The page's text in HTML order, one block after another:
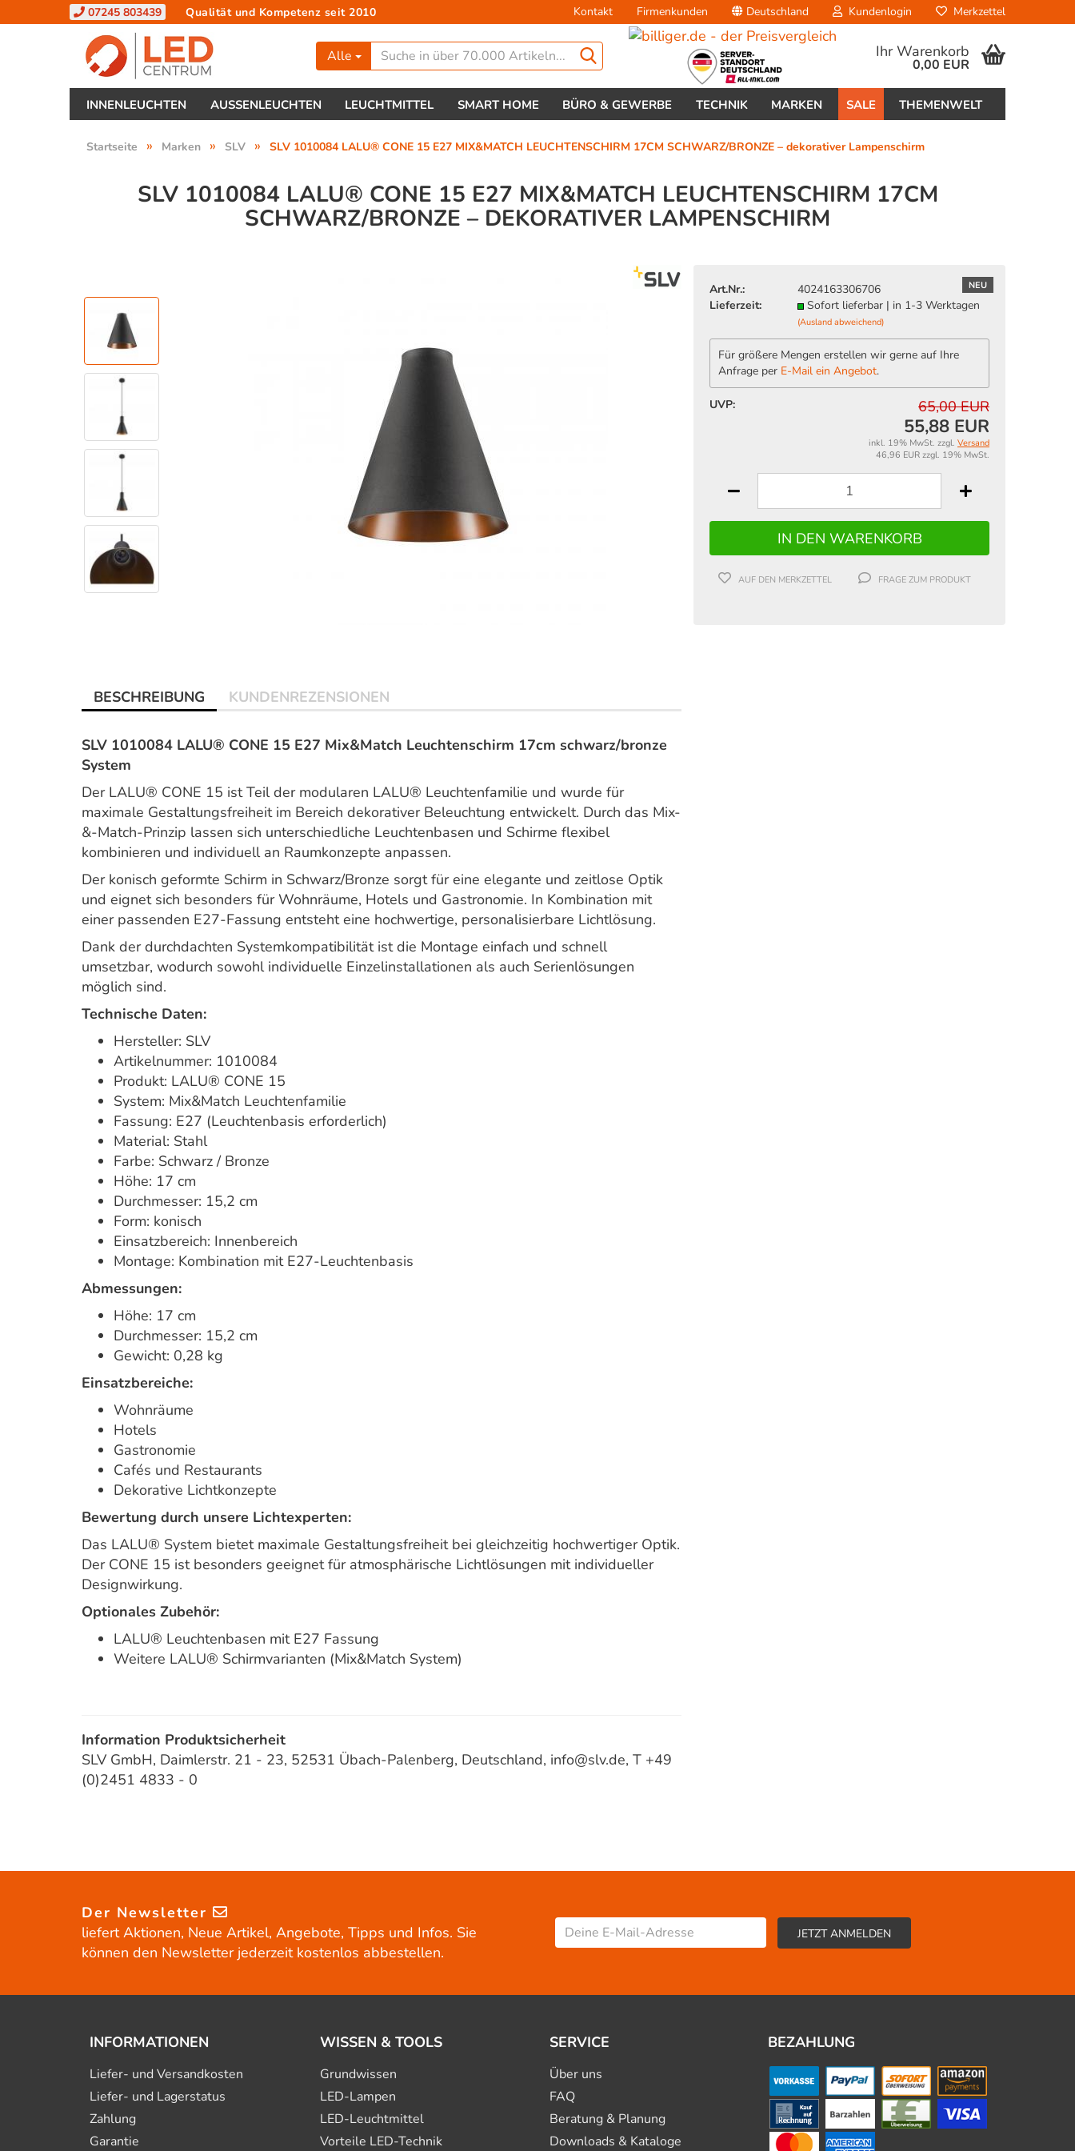
07245 803439 Qualität und Kompetenz seit 2010 Kontakt Firmenkunden Deutschland
Lieferland
Kundenlogin
Passwort vergessen?
Merkzettel
Alle Ihr Warenkorb
0,00 EUR
INNENLEUCHTEN AUSSENLEUCHTEN LEUCHTMITTEL SMART HOME BÜRO & GEWERBE TECHNIK MARKEN SALE THEMENWELT
Startseite » Marken » SLV » SLV 1010084 LALU® CONE 15 E27 MIX&MATCH LEUCHTENSCHIRM 17CM SCHWARZ/BRONZE – dekorativer Lampenschirm
SLV 1010084 LALU® CONE 15 E27 MIX&MATCH LEUCHTENSCHIRM 17CM
SCHWARZ/BRONZE – DEKORATIVER LAMPENSCHIRM
NEU
Art.Nr.:
4024163306706
Lieferzeit:
Sofort lieferbar | in 1-3 Werktagen
(Ausland abweichend)
Für größere Mengen erstellen wir gerne auf Ihre
Anfrage per E-Mail ein Angebot.
UVP: 65,00 EUR
55,88 EUR
inkl. 19% MwSt. zzgl. Versand
46,96 EUR zzgl. 19% MwSt.
AUF DEN MERKZETTEL FRAGE ZUM PRODUKT
BESCHREIBUNG KUNDENREZENSIONEN
SLV 1010084 LALU® CONE 15 E27 Mix&Match Leuchtenschirm 17cm schwarz/bronze
System
Der LALU® CONE 15 ist Teil der modularen LALU® Leuchtenfamilie und wurde für
maximale Gestaltungsfreiheit im Bereich dekorativer Beleuchtung entwickelt. Durch das Mix-
&-Match-Prinzip lassen sich unterschiedliche Leuchtenbasen und Schirme flexibel
kombinieren und individuell an Raumkonzepte anpassen.
Der konisch geformte Schirm in Schwarz/Bronze sorgt für eine elegante und zeitlose Optik
und eignet sich besonders für Wohnräume, Hotels und Gastronomie. In Kombination mit
einer passenden E27-Fassung entsteht eine hochwertige, personalisierbare Lichtlösung.
Dank der durchdachten Systemkompatibilität ist die Montage einfach und schnell
umsetzbar, wodurch sowohl individuelle Einzelinstallationen als auch Serienlösungen
möglich sind.
Technische Daten:
Hersteller: SLV
Artikelnummer: 1010084
Produkt: LALU® CONE 15
System: Mix&Match Leuchtenfamilie
Fassung: E27 (Leuchtenbasis erforderlich)
Material: Stahl
Farbe: Schwarz / Bronze
Höhe: 17 cm
Durchmesser: 15,2 cm
Form: konisch
Einsatzbereich: Innenbereich
Montage: Kombination mit E27-Leuchtenbasis
Abmessungen:
Höhe: 17 cm
Durchmesser: 15,2 cm
Gewicht: 0,28 kg
Einsatzbereiche:
Wohnräume
Hotels
Gastronomie
Cafés und Restaurants
Dekorative Lichtkonzepte
Bewertung durch unsere Lichtexperten:
Das LALU® System bietet maximale Gestaltungsfreiheit bei gleichzeitig hochwertiger Optik.
Der CONE 15 ist besonders geeignet für atmosphärische Lichtlösungen mit individueller
Designwirkung.
Optionales Zubehör:
LALU® Leuchtenbasen mit E27 Fassung
Weitere LALU® Schirmvarianten (Mix&Match System)
Information Produktsicherheit
SLV GmbH, Daimlerstr. 21 - 23, 52531 Übach-Palenberg, Deutschland, info@slv.de, T +49
(0)2451 4833 - 0
Der Newsletter
liefert Aktionen, Neue Artikel, Angebote, Tipps und Infos. Sie
können den Newsletter jederzeit kostenlos abbestellen.
INFORMATIONEN
Liefer- und Versandkosten
Liefer- und Lagerstatus
Zahlung
Garantie
WISSEN & TOOLS
Grundwissen
LED-Lampen
LED-Leuchtmittel
Vorteile LED-Technik
SERVICE
Über uns
FAQ
Beratung & Planung
Downloads & Kataloge
BEZAHLUNG